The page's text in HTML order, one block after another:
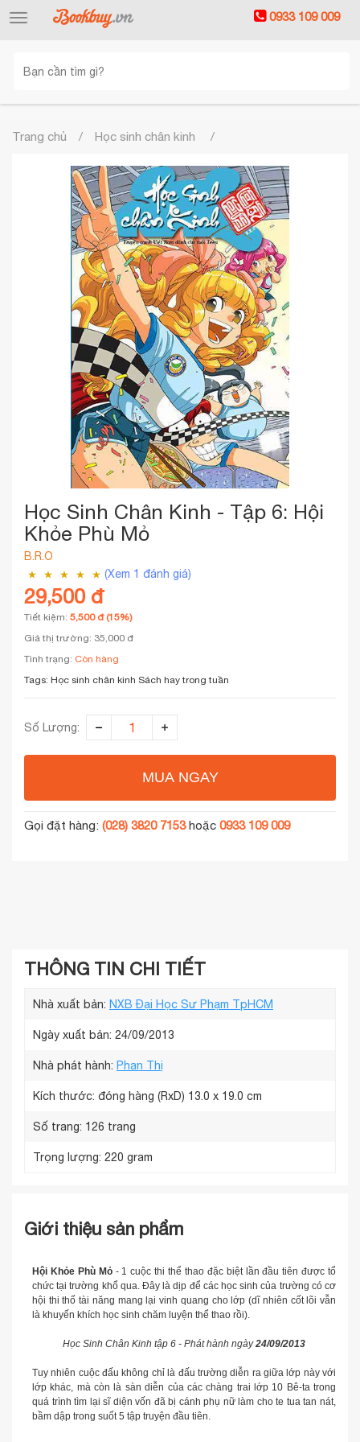
Toggle
0933 109 009
Trang chủ Học sinh chân kinh
Học Sinh Chân Kinh - Tập 6: Hội
Khỏe Phù Mỏ
B.R.O
(Xem 1 đánh giá)
29,500 đ
Tiết kiệm: 5,500 đ (15%)
Giá thị trường: 35,000 đ
Tình trạng: Còn hàng
Tags: Học sinh chân kinh Sách hay trong tuần
Số Lượng:
MUA NGAY
Gọi đặt hàng: (028) 3820 7153hoặc 0933 109 009
THÔNG TIN CHI TIẾT
Nhà xuất bản: NXB Đại Học Sư Phạm TpHCM
Ngày xuất bản: 24/09/2013
Nhà phát hành: Phan Thị
Kích thước: đóng hàng (RxD) 13.0 x 19.0 cm
Số trang: 126 trang
Trọng lượng: 220 gram
Giới thiệu sản phẩm
Hội Khỏe Phù Mỏ- 1 cuộc thi thể thao đặc biệt lần đầu tiên được tổ
chức tại trường khổ qua. Đây là dịp để các học sinh của trường có cơ
hội thi thố tài năng mang lại vinh quang cho lớp (dĩ nhiên cốt lõi vẫn
là khuyến khích học sinh chăm luyện thể thao rồi).
Học Sinh Chân Kinh tập 6 - Phát hành ngày24/09/2013
Tuy nhiên cuộc đấu không chỉ là đấu trường diễn ra giữa lớp này với
lớp khác, mà còn là sàn diễn của các chàng trai lớp 10 Bê-ta trong
quá trình tìm lại sĩ diện vốn đã bị cánh phụ nữ làm cho te tua tan nát,
bầm dập trong suốt 5 tập truyện đầu tiên.